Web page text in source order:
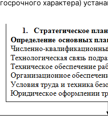
характера)